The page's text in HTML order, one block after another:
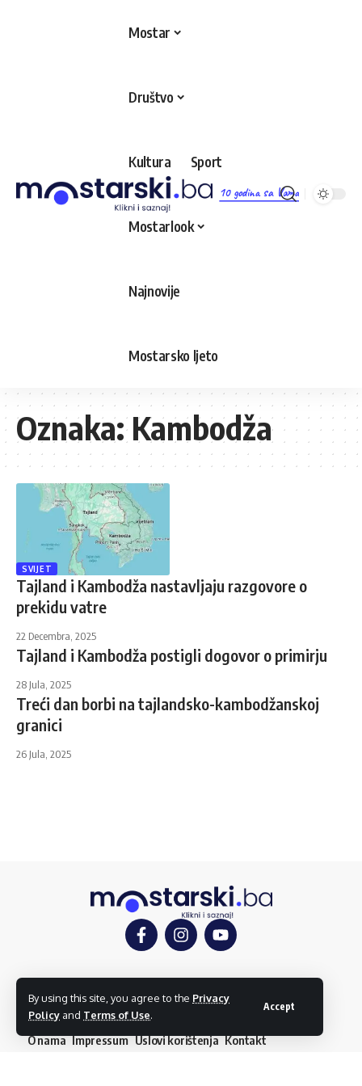
By using this site, you agree to the Privacy
Policy and Terms of Use.
Accept
10 godina sa Vama
Mostar
Društvo
Kultura Sport
Mostarlook
Najnovije
Mostarsko ljeto
Oznaka:Kambodža
SVIJET
Tajland i Kambodža nastavljaju razgovore o
prekidu vatre
22 Decembra, 2025
Tajland i Kambodža postigli dogovor o primirju
28 Jula, 2025
Treći dan borbi na tajlandsko-kambodžanskoj
granici
26 Jula, 2025
O nama Impressum Uslovi korištenja Kontakt